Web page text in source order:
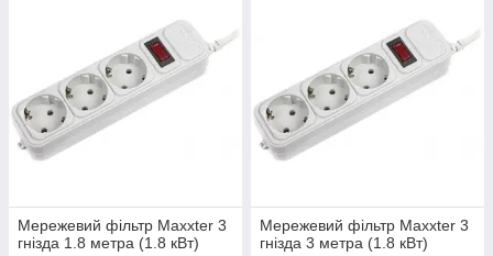
Мережевий фільтр Maxxter 3
гнізда 1.8 метра (1.8 кВт)
Мережевий фільтр Maxxter 3
гнізда 3 метра (1.8 кВт)